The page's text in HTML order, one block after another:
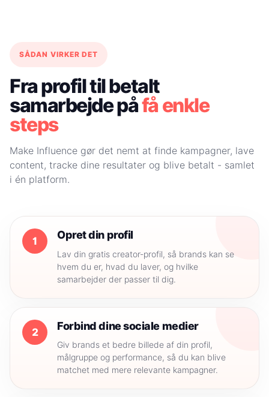
SÅDAN VIRKER DET
Fra profil til betalt
samarbejde påfå enkle
steps
Make Influence gør det nemt at finde kampagner, lave
content, tracke dine resultater og blive betalt - samlet
i én platform.
1 Opret din profil
Lav din gratis creator-profil, så brands kan se
hvem du er, hvad du laver, og hvilke
samarbejder der passer til dig.
2 Forbind dine sociale medier
Giv brands et bedre billede af din profil,
målgruppe og performance, så du kan blive
matchet med mere relevante kampagner.